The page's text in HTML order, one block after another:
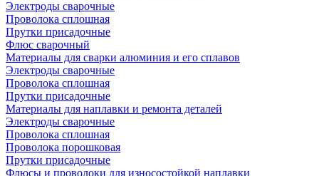
Электроды сварочные
Проволока сплошная
Прутки присадочные
Флюс сварочный
Материалы для сварки алюминия и его сплавов
Электроды сварочные
Проволока сплошная
Прутки присадочные
Материалы для наплавки и ремонта деталей
Электроды сварочные
Проволока сплошная
Проволока порошковая
Прутки присадочные
Флюсы и проволоки для износостойкой наплавки